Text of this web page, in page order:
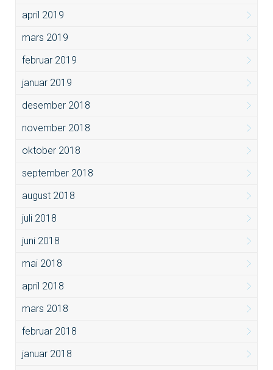
april 2019
mars 2019
februar 2019
januar 2019
desember 2018
november 2018
oktober 2018
september 2018
august 2018
juli 2018
juni 2018
mai 2018
april 2018
mars 2018
februar 2018
januar 2018